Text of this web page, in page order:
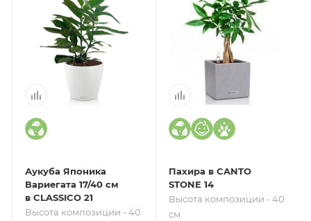
Аукуба Японика
Вариегата 17/40 см
в CLASSICO 21
Высота композиции - 40
Пахира в CANTO
STONE 14
Высота композиции - 40
см